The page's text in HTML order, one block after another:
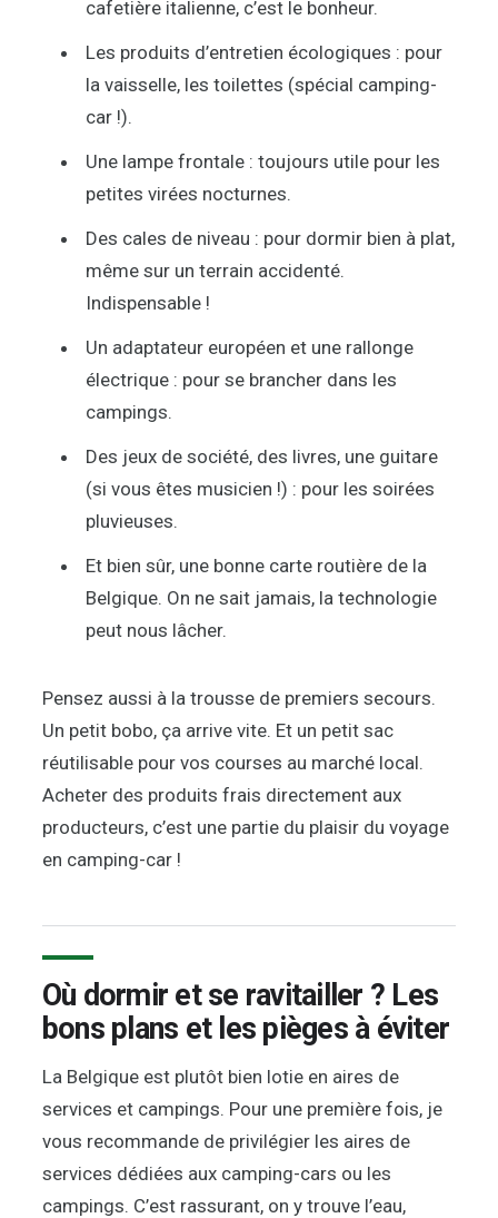
cafetière italienne, c’est le bonheur.
Les produits d’entretien écologiques : pour
la vaisselle, les toilettes (spécial camping-
car !).
Une lampe frontale : toujours utile pour les
petites virées nocturnes.
Des cales de niveau : pour dormir bien à plat,
même sur un terrain accidenté.
Indispensable !
Un adaptateur européen et une rallonge
électrique : pour se brancher dans les
campings.
Des jeux de société, des livres, une guitare
(si vous êtes musicien !) : pour les soirées
pluvieuses.
Et bien sûr, une bonne carte routière de la
Belgique. On ne sait jamais, la technologie
peut nous lâcher.
Pensez aussi à la trousse de premiers secours.
Un petit bobo, ça arrive vite. Et un petit sac
réutilisable pour vos courses au marché local.
Acheter des produits frais directement aux
producteurs, c’est une partie du plaisir du voyage
en camping-car !
Où dormir et se ravitailler ? Les
bons plans et les pièges à éviter
La Belgique est plutôt bien lotie en aires de
services et campings. Pour une première fois, je
vous recommande de privilégier les aires de
services dédiées aux camping-cars ou les
campings. C’est rassurant, on y trouve l’eau,